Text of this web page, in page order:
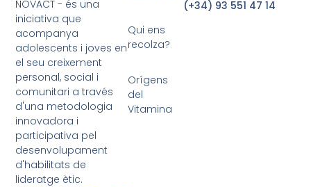
NOVACT - és una
iniciativa que
acompanya
adolescents i joves en
el seu creixement
personal, social i
comunitari a través
d'una metodologia
innovadora i
participativa pel
desenvolupament
d'habilitats de
lideratge ètic.
Qui ens
recolza?
Orígens
del
Vitamina
(+34) 93 551 47 14